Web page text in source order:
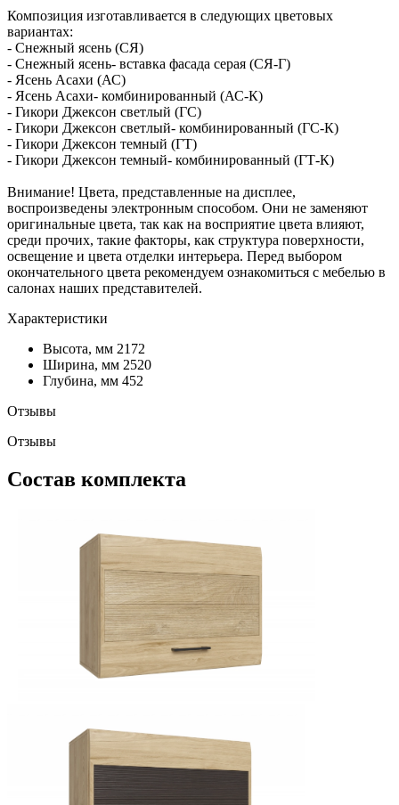
Композиция изготавливается в следующих цветовых
вариантах:
- Снежный ясень (СЯ)
- Снежный ясень- вставка фасада серая (СЯ-Г)
- Ясень Асахи (АС)
- Ясень Асахи- комбинированный (АС-К)
- Гикори Джексон светлый (ГС)
- Гикори Джексон светлый- комбинированный (ГС-К)
- Гикори Джексон темный (ГТ)
- Гикори Джексон темный- комбинированный (ГТ-К)
Внимание! Цвета, представленные на дисплее,
воспроизведены электронным способом. Они не заменяют
оригинальные цвета, так как на восприятие цвета влияют,
среди прочих, такие факторы, как структура поверхности,
освещение и цвета отделки интерьера. Перед выбором
окончательного цвета рекомендуем ознакомиться с мебелью в
салонах наших представителей.
Характеристики
Высота, мм 2172
Ширина, мм 2520
Глубина, мм 452
Отзывы
Отзывы
Состав комплекта